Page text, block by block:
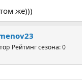
же)))
Рейтинг сезона: 0